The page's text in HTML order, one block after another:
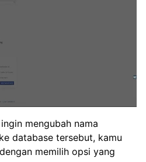
mengubah nama
database tersebut, kamu
memilih opsi yang